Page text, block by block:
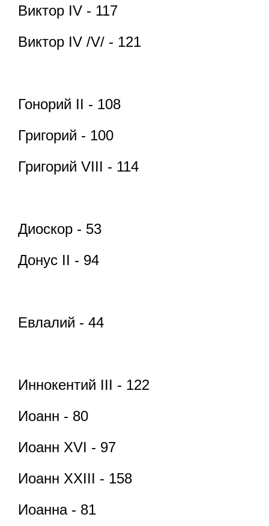
Виктор IV - 117
Виктор IV /V/ - 121
Гонорий II - 108
Григорий - 100
Григорий VIII - 114
Диоскор - 53
Донус II - 94
Евлалий - 44
Иннокентий III - 122
Иоанн - 80
Иоанн XVI - 97
Иоанн XXIII - 158
Иоанна - 81